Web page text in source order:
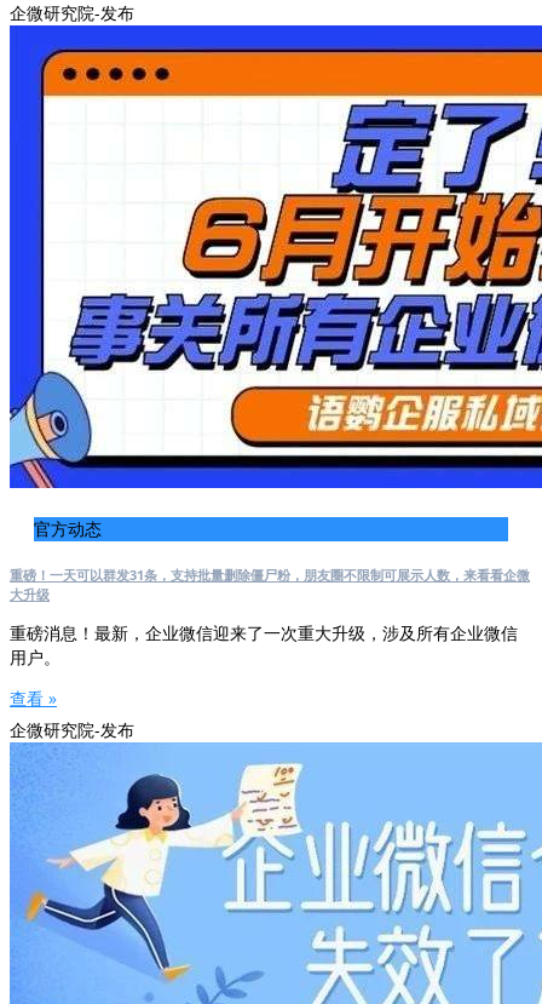
企微研究院-发布
官方动态
重磅！一天可以群发31条，支持批量删除僵尸粉，朋友圈不限制可展示人数，来看看企微
大升级
重磅消息！最新，企业微信迎来了一次重大升级，涉及所有企业微信
用户。
查看 »
企微研究院-发布